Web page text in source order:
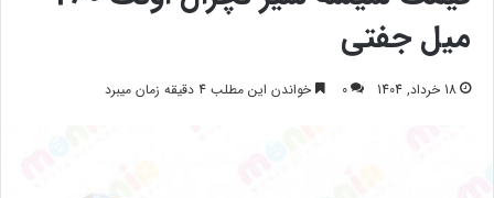
میل جفتی
18 خرداد, 1404 0 خواندن این مطلب 4 دقیقه زمان میبرد